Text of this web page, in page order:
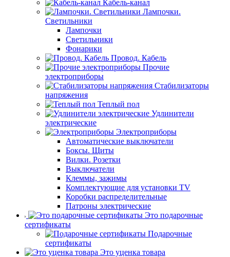
Кабель-канал
Лампочки.
Светильники
Лампочки
Светильники
Фонарики
Провод. Кабель
Прочие
электроприборы
Стабилизаторы
напряжения
Теплый пол
Удлинители
электрические
Электроприборы
Автоматические выключатели
Боксы. Щиты
Вилки. Розетки
Выключатели
Клеммы, зажимы
Комплектующие для установки TV
Коробки распределительные
Патроны электрические
Это подарочные
сертификаты
Подарочные
сертификаты
Это уценка товара